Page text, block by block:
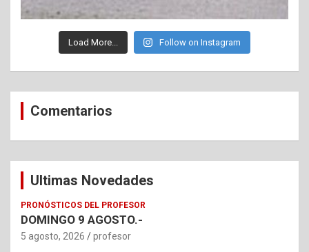
Load More... Follow on Instagram
Comentarios
Ultimas Novedades
PRONÓSTICOS DEL PROFESOR
DOMINGO 9 AGOSTO.-
5 agosto, 2026 profesor